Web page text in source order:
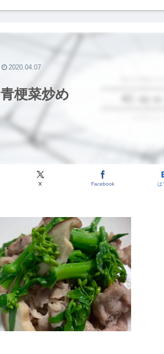
青梗菜炒め
X Facebook は
2020.04.07